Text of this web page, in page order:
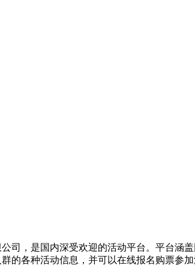
司，是国内深受欢迎的活动平台。平台涵
的各种活动信息，并可以在线报名购票参